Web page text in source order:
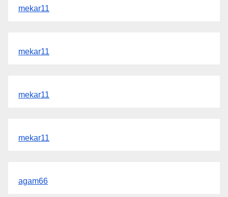
mekar11
mekar11
mekar11
mekar11
agam66